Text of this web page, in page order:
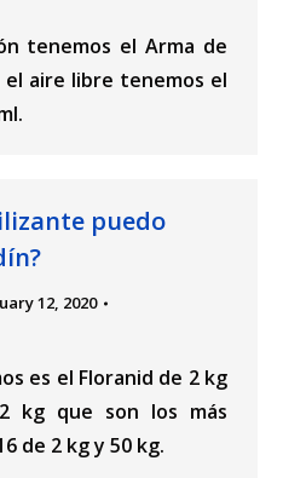
tenemos el Arma de
el aire libre tenemos el
puedo
12, 2020
es el Floranid de 2 kg
kg que son los más
de 2 kg y 50 kg.